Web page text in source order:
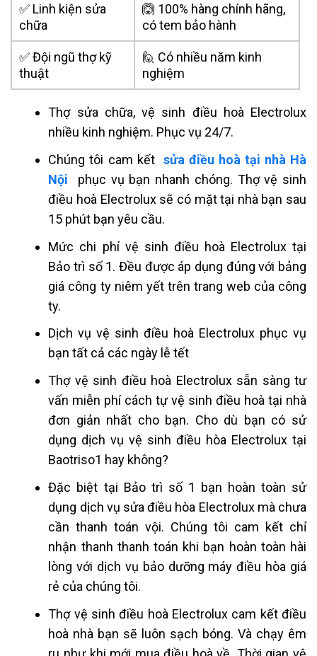
✅ Linh kiện sửa
chữa
🙆 100% hàng chính hãng,
có tem bảo hành
✅ Đội ngũ thợ kỹ
thuật
🙋 Có nhiều năm kinh
nghiệm
Thợ sửa chữa, vệ sinh điều hoà Electrolux
nhiều kinh nghiệm. Phục vụ 24/7.
Chúng tôi cam kết sửa điều hoà tại nhà Hà
Nội
phục vụ bạn nhanh chóng. Thợ vệ sinh
điều hoà Electrolux sẽ có mặt tại nhà bạn sau
15 phút bạn yêu cầu.
Mức chi phí vệ sinh điều hoà Electrolux tại
Bảo trì số 1. Đều được áp dụng đúng với bảng
giá công ty niêm yết trên trang web của công
ty.
Dịch vụ vệ sinh điều hoà Electrolux phục vụ
bạn tất cả các ngày lễ tết
Thợ vệ sinh điều hoà Electrolux sẵn sàng tư
vấn miễn phí cách tự vệ sinh điều hoà tại nhà
đơn giản nhất cho bạn. Cho dù bạn có sử
dụng dịch vụ vệ sinh điều hòa Electrolux tại
Baotriso1 hay không?
Đặc biệt tại Bảo trì số 1 bạn hoàn toàn sử
dụng dịch vụ sửa điều hòa Electroluxmà chưa
cần thanh toán vội. Chúng tôi cam kết chỉ
nhận thanh thanh toán khi bạn hoàn toàn hài
lòng với dịch vụ bảo dưỡng máy điều hòa giá
rẻ của chúng tôi.
Thợ vệ sinh điều hoà Electrolux cam kết điều
hoà nhà bạn sẽ luôn sạch bóng. Và chạy êm